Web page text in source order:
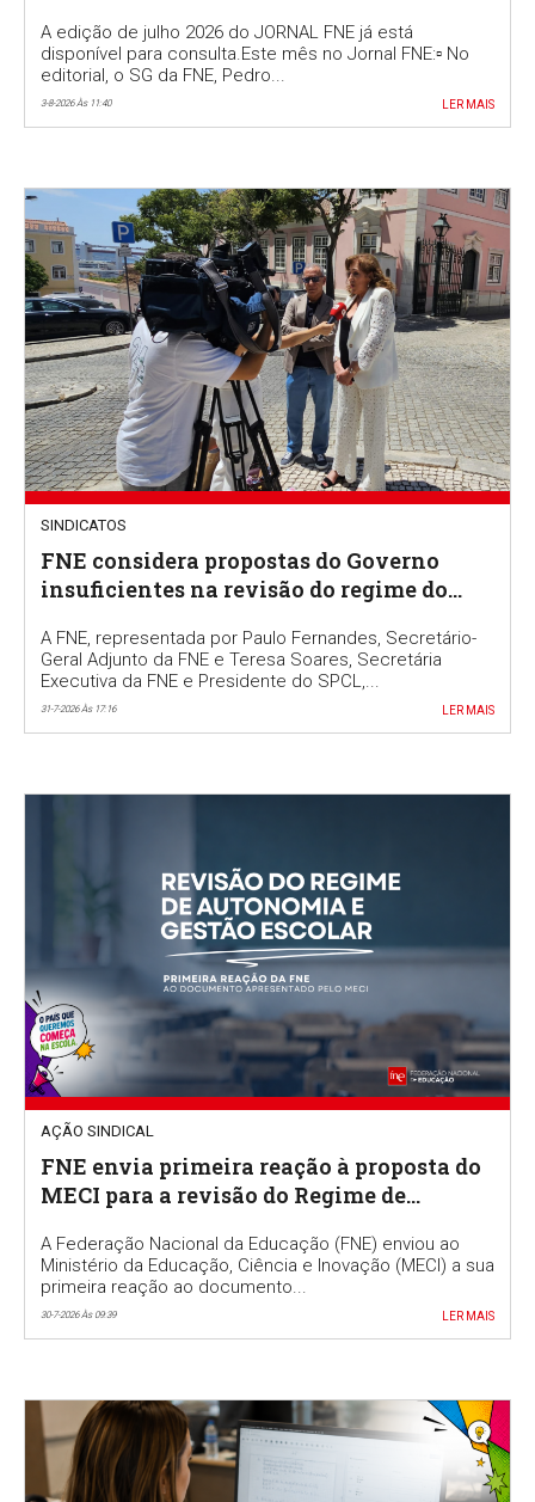
A edição de julho 2026 do JORNAL FNE já está
disponível para consulta.Este mês no Jornal FNE:▫️ No
editorial, o SG da FNE, Pedro...
3-8-2026 Às 11:40 LER MAIS
SINDICATOS
FNE considera propostas do Governo
insuficientes na revisão do regime do
A FNE, representada por Paulo Fernandes, Secretário-
Geral Adjunto da FNE e Teresa Soares, Secretária
Executiva da FNE e Presidente do SPCL,...
31-7-2026 Às 17:16 LER MAIS
AÇÃO SINDICAL
FNE envia primeira reação à proposta do
MECI para a revisão do Regime de
A Federação Nacional da Educação (FNE) enviou ao
Ministério da Educação, Ciência e Inovação (MECI) a sua
primeira reação ao documento...
30-7-2026 Às 09:39 LER MAIS